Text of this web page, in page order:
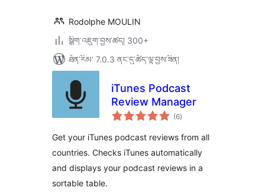
Rodolphe MOULIN
སྒྲིག་འཇུག་བྱས་ཚད། 300+
ཐོན་རིམ་ 7.0.3 ནང་དུ་ཚོད་ལྟ་བྱས་ཟིན།
iTunes Podcast
Review Manager
(6གདེང་
འཇོག་
ཚང་།
)
Get your iTunes podcast reviews from all
countries. Checks iTunes automatically
and displays your podcast reviews in a
sortable table.